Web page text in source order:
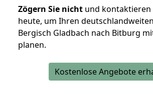
Zögern Sie nicht und kontaktieren
heute, um Ihren
Bergisch Gladbach nach Bitburg
planen.
Kostenlose Angebote